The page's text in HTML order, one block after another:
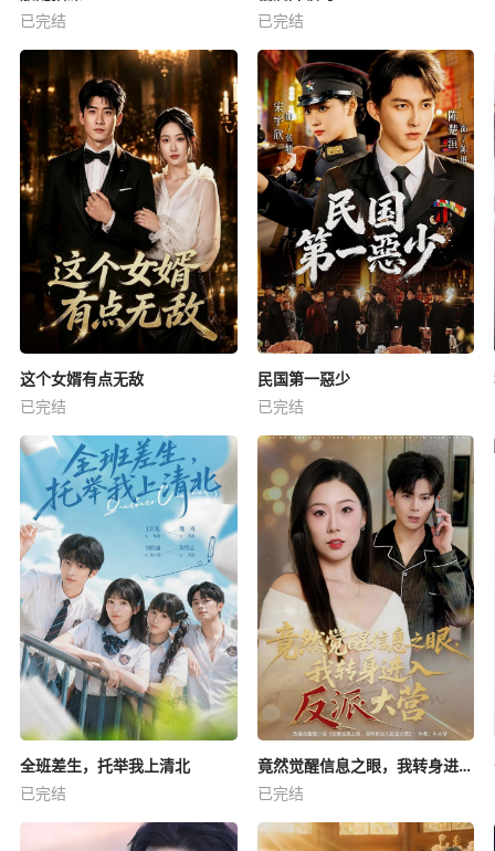
已完结
已完结
这个女婿有点无敌
已完结
民国第一惡少
已完结
全班差生，托举我上清北
已完结
竟然觉醒信息之眼，我转身进入反派大营
已完结